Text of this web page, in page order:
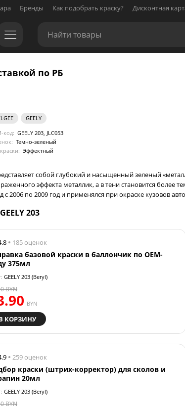
Бренды Как подобрать краску? Дисконтная
по РБ
GEELY
код: GEELY 203, JLC053
Темно-зеленый
Эффектный
собой глубокий и насыщенный зеленый
эффекта металлик, а в тени становится
2006 по 2009 год и применялся при окраске кузовов
203
185 оценок
базовой краски в баллончик по OEM-
375мл
GEELY 203 (Beryl)
BYN
BYN
КОРЗИНУ
259 оценок
краски (штрих-корректор) для сколов и
20мл
GEELY 203 (Beryl)
BYN